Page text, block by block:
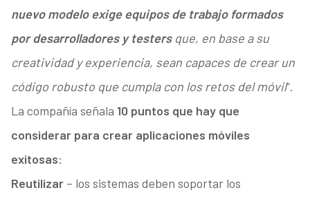
nuevo modelo exige equipos de trabajo formados
por desarrolladores y testersque, en base a su
creatividad y experiencia, sean capaces de crear un
código robusto que cumpla con los retos del móvil”.
La compañía señala 10 puntos que hay que
considerar para crear aplicaciones móviles
exitosas:
Reutilizar– los sistemas deben soportar los